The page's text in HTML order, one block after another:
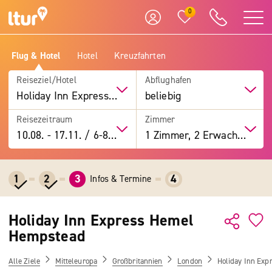
0
Flug & Hotel Hotel Kreuzfahrten
Reiseziel/Hotel
Holiday Inn Express Hemel Hempstead
Abflughafen
beliebig
Reisezeitraum
10.08. -17.11. / 6-8 Tage
Zimmer
1 Zimmer, 2 Erwachsene
1 2 3 Infos & Termine 4
Holiday Inn Express Hemel
Hempstead
Alle Ziele Mitteleuropa Großbritannien London Holiday Inn